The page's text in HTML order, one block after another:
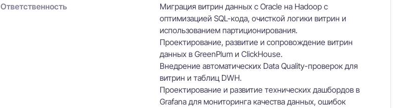
Ответственность
Миграция витрин данных с Oracle на Hadoop с
оптимизацией SQL-кода, очисткой логики витрин и
использованием партиционирования.
Проектирование, развитие и сопровождение витрин
данных в GreenPlum и ClickHouse.
Внедрение автоматических Data Quality-проверок для
витрин и таблиц DWH.
Проектирование и развитие технических дашбордов в
Grafana для мониторинга качества данных, ошибок